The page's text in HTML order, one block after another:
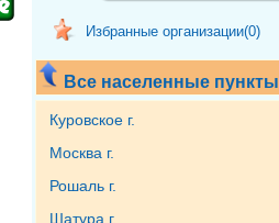
Избранные организации(0)
Все населенные пункты
Куровское г.
Москва г.
Рошаль г.
Шатура г.